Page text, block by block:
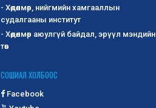
- Хөдөлмөр, нийгмийн хамгааллын
судалгааны институт
- Хөдөлмөр аюулгүй байдал, эрүүл мэндийн
төв
СОШИАЛ ХОЛБООС
Facebook